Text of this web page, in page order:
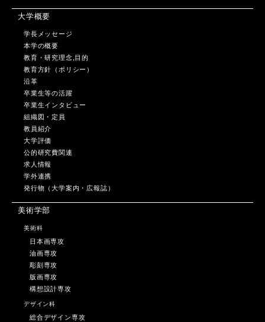
大学概要
学長メッセージ
本学の概要
教育・研究理念,目的
教育方針（ポリシー）
沿革
卒業生等の活躍
卒業生インタビュー
組織図・定員
教員紹介
大学評価
公的研究費関連
求人情報
学外連携
発行物（大学案内・広報誌）
美術学部
美術科
日本画専攻
油画専攻
彫刻専攻
版画専攻
構想設計専攻
デザイン科
総合デザイン専攻